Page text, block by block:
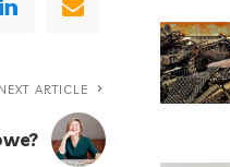
NEXT ARTICLE